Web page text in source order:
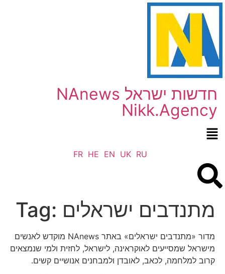
NAnews חדשות ישראל
Nikk.Agency
RU
UK
EN
HE
FR
Tag: מתנדבים ישראלים
מדור «מתנדבים ישראלים» באתר NAnews מוקדש לאנשים
מישראל שמסייעים לאוקראינה, לישראל, לחזית ולמי שנמצאים
קרוב למלחמה, לכאב, לאובדן ולמבחנים אנושיים קשים.